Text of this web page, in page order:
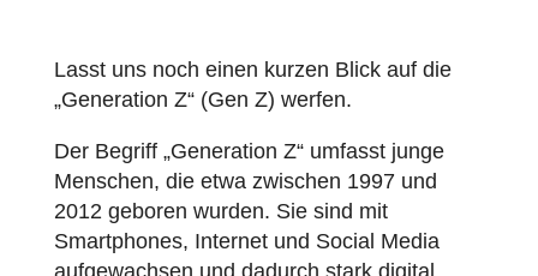
Lasst uns noch einen kurzen Blick auf die
„Generation Z“ (Gen Z) werfen.
Der Begriff „Generation Z“ umfasst junge
Menschen, die etwa zwischen 1997 und
2012 geboren wurden. Sie sind mit
Smartphones, Internet und Social Media
aufgewachsen und dadurch stark digital